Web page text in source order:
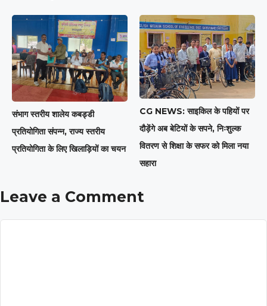
संभाग स्तरीय शालेय कबड्डी
प्रतियोगिता संपन्न, राज्य स्तरीय
प्रतियोगिता के लिए खिलाड़ियों का चयन
CG NEWS: साइकिल के पहियों पर
दौड़ेंगे अब बेटियों के सपने, निःशुल्क
वितरण से शिक्षा के सफर को मिला नया
सहारा
Leave a Comment